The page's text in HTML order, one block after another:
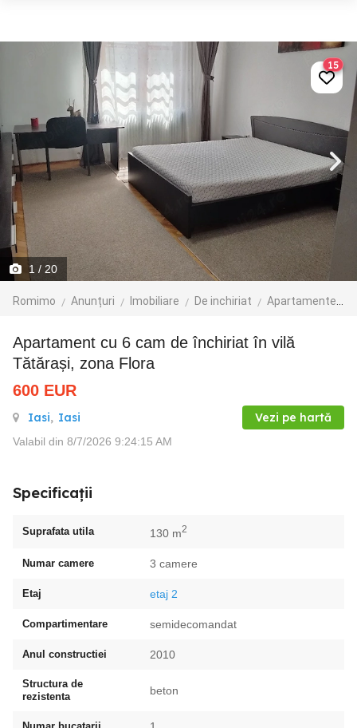
1 / 20
Romimo Anunțuri Imobiliare De inchiriat Apartamente de inchiriat
15
Apartament cu 6 cam de închiriat în vilă
Tătărași, zona Flora
600 EUR
Iasi, Iasi Vezi pe hartă
Valabil din 8/7/2026 9:24:15 AM
Specificații
Suprafata utila 130 m2
Numar camere 3 camere
Etaj etaj 2
Compartimentare semidecomandat
Anul constructiei 2010
Structura de
rezistenta
beton